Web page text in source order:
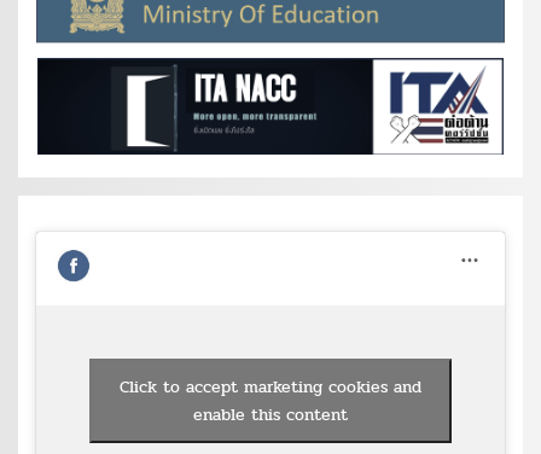
Click to accept marketing cookies and
enable this content